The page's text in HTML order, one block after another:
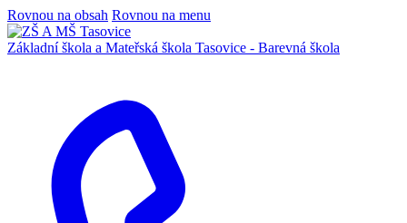
Rovnou na obsah Rovnou na menu
Základní škola a Mateřská škola Tasovice - Barevná škola